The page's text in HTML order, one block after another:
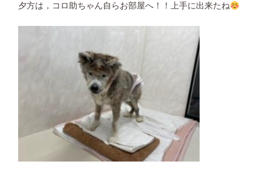
夕方は，コロ助ちゃん自らお部屋へ！！上手に出来たね